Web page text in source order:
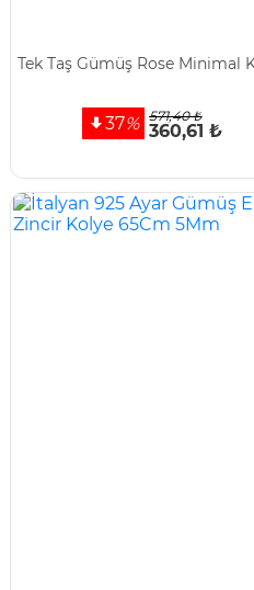
Tek Taş Gümüş Rose Minimal
37% 571,40 ₺
360,61 ₺